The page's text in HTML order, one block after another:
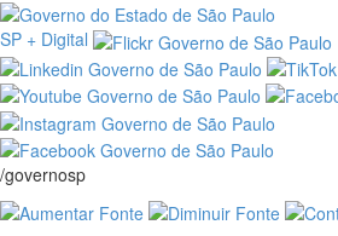
SP + Digital
/governosp